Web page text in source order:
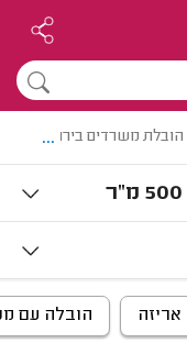
הובלת משרדים בירושלים
...
אריזה הובלה עם